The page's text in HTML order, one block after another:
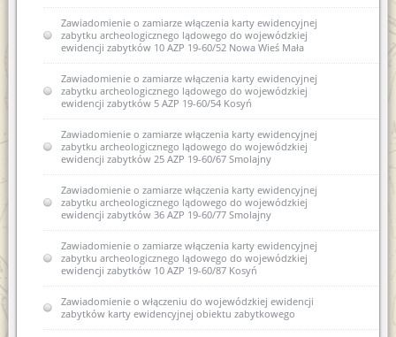
Zawiadomienie o zamiarze włączenia karty ewidencyjnej
zabytku archeologicznego lądowego do wojewódzkiej
ewidencji zabytków 10 AZP 19-60/52 Nowa Wieś Mała
Zawiadomienie o zamiarze włączenia karty ewidencyjnej
zabytku archeologicznego lądowego do wojewódzkiej
ewidencji zabytków 5 AZP 19-60/54 Kosyń
Zawiadomienie o zamiarze włączenia karty ewidencyjnej
zabytku archeologicznego lądowego do wojewódzkiej
ewidencji zabytków 25 AZP 19-60/67 Smolajny
Zawiadomienie o zamiarze włączenia karty ewidencyjnej
zabytku archeologicznego lądowego do wojewódzkiej
ewidencji zabytków 36 AZP 19-60/77 Smolajny
Zawiadomienie o zamiarze włączenia karty ewidencyjnej
zabytku archeologicznego lądowego do wojewódzkiej
ewidencji zabytków 10 AZP 19-60/87 Kosyń
Zawiadomienie o włączeniu do wojewódzkiej ewidencji
zabytków karty ewidencyjnej obiektu zabytkowego